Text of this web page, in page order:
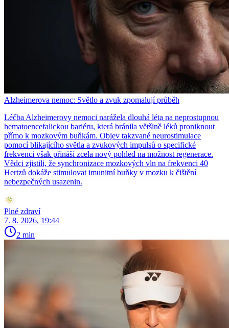
Alzheimerova nemoc: Světlo a zvuk zpomalují průběh
Léčba Alzheimerovy nemoci narážela dlouhá léta na neprostupnou
hematoencefalickou bariéru, která bránila většině léků proniknout
přímo k mozkovým buňkám. Objev takzvané neurostimulace
pomocí blikajícího světla a zvukových impulsů o specifické
frekvenci však přináší zcela nový pohled na možnost regenerace.
Vědci zjistili, že synchronizace mozkových vln na frekvenci 40
Hertzů dokáže stimulovat imunitní buňky v mozku k čištění
nebezpečných usazenin.
Plné zdraví
7. 8. 2026, 19:44
2 min